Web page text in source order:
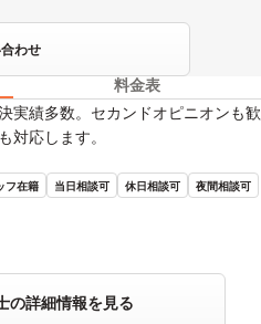
わせ
料金表
実績多数。セカンドオピニオンも歓
対応します。
フ在籍 当日相談可 休日相談可
夜間相談可
の詳細情報を見る